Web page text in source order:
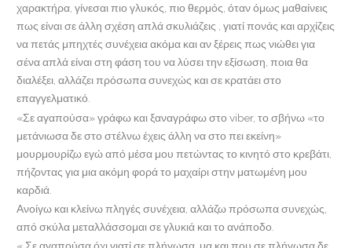
χαρακτήρα, γίνεσαι πιο γλυκός, πιο θερμός, όταν όμως μαθαίνεις
πως είναι σε άλλη σχέση απλά σκυλιάζεις , γιατί πονάς και αρχίζεις
να πετάς μπηχτές συνέχεια ακόμα και αν ξέρεις πως νιώθει για
σένα απλά είναι στη φάση του να λύσει την εξίσωση, ποια θα
διαλέξει, αλλάζει πρόσωπα συνεχώς και σε κρατάει στο
επαγγελματικό.
«Σε αγαπούσα» γράφω και ξαναγράφω στο viber, το σβήνω «το
μετάνιωσα δε στο στέλνω έχεις άλλη να στο πει εκείνη»
μουρμουρίζω εγώ από μέσα μου πετώντας το κινητό στο κρεβάτι,
πήζοντας για μια ακόμη φορά το μαχαίρι στην ματωμένη μου
καρδιά.
Ανοίγω και κλείνω πληγές συνέχεια, αλλάζω πρόσωπα συνεχώς,
από σκύλα μεταλλάσσομαι σε γλυκιά και το ανάποδο.